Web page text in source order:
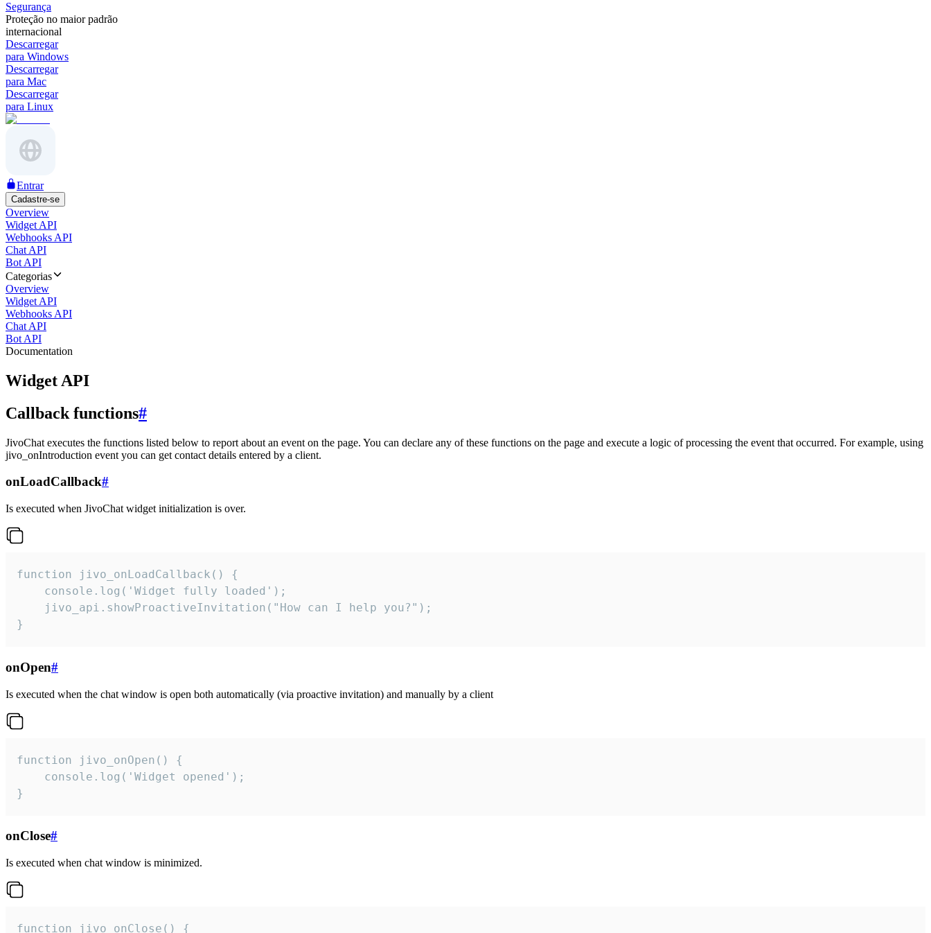
Segurança
Proteção no maior padrão
internacional
Descarregar
para Windows
Descarregar
para Mac
Descarregar
para Linux
Entrar
Cadastre-se
Overview
Widget API
Webhooks API
Chat API
Bot API
Categorias
Overview
Widget API
Webhooks API
Chat API
Bot API
Documentation
Widget API
Callback functions#
JivoChat executes the functions listed below to report about an event on the page. You can declare any of these functions on the page and execute a logic of processing the event that occurred. For example, using
jivo_onIntroduction event you can get contact details entered by a client.
onLoadCallback#
Is executed when JivoChat widget initialization is over.
function jivo_onLoadCallback() {
    console.log('Widget fully loaded');
    jivo_api.showProactiveInvitation("How can I help you?");
}
onOpen#
Is executed when the chat window is open both automatically (via proactive invitation) and manually by a client
function jivo_onOpen() {
    console.log('Widget opened');
}
onClose#
Is executed when chat window is minimized.
function jivo_onClose() {